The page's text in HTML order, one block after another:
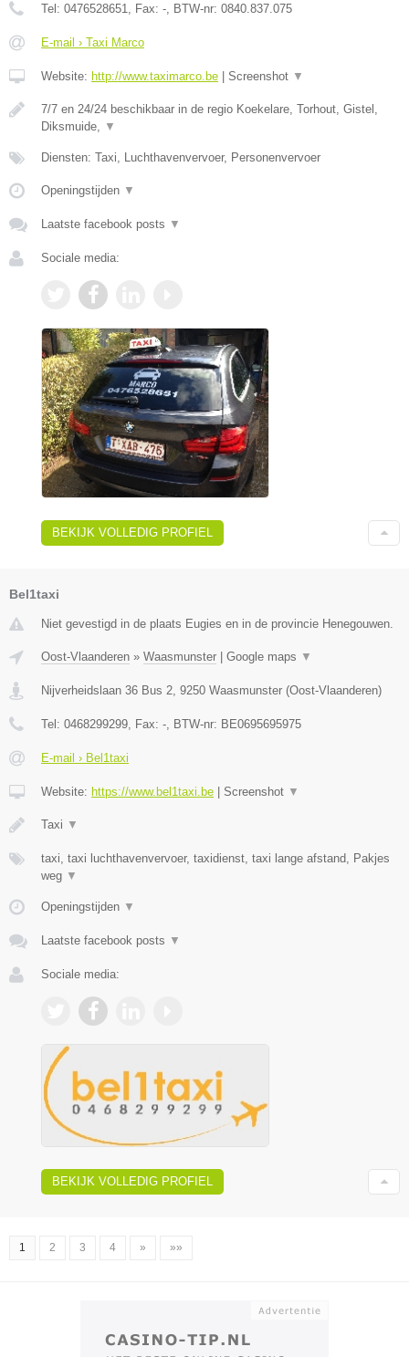
Tel: 0476528651 , Fax: - , BTW-nr: 0840.837.075
E-mail › Taxi Marco
Website: http://www.taximarco.be Screenshot ▼
7/7 en 24/24 beschikbaar in de regio Koekelare, Torhout, Gistel,
Diksmuide,
▼
Diensten: Taxi, Luchthavenvervoer, Personenvervoer
Openingstijden ▼
Laatste facebook posts ▼
Sociale media:
BEKIJK VOLLEDIG PROFIEL
Bel1taxi
Niet gevestigd in de plaats Eugies en in de provincie Henegouwen.
Oost-Vlaanderen » Waasmunster Google maps ▼
Nijverheidslaan 36 Bus 2, 9250 Waasmunster (Oost-Vlaanderen)
Tel: 0468299299, Fax: -, BTW-nr: BE0695695975
E-mail › Bel1taxi
Website: https://www.bel1taxi.be Screenshot ▼
Taxi ▼
taxi, taxi luchthavenvervoer, taxidienst, taxi lange afstand, Pakjes
weg ▼
Openingstijden ▼
Laatste facebook posts ▼
Sociale media:
BEKIJK VOLLEDIG PROFIEL
1 2 3 4 » »»